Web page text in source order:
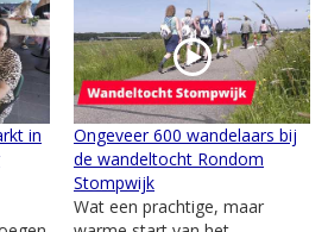
in
Ongeveer 600 wandelaars bij
de wandeltocht Rondom
Stompwijk
Wat een prachtige, maar